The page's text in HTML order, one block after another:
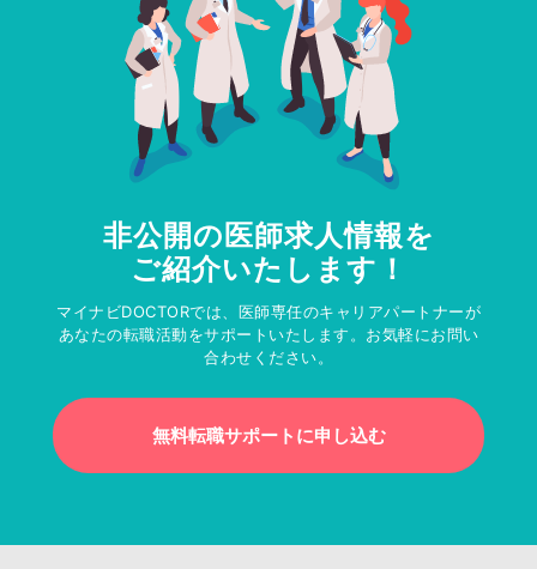
非公開の医師求人情報を
ご紹介いたします！
マイナビDOCTORでは、医師専任のキャリアパートナーが
あなたの転職活動をサポートいたします。お気軽にお問い
合わせください。
無料転職サポートに申し込む